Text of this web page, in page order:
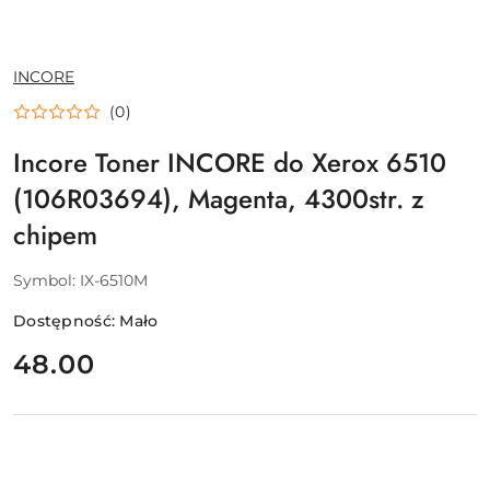
NAZWA
PRODUCENTA:
INCORE
(0)
Incore Toner INCORE do Xerox 6510
(106R03694), Magenta, 4300str. z
chipem
Symbol: IX-6510M
Dostępność: Mało
cena:
48.00